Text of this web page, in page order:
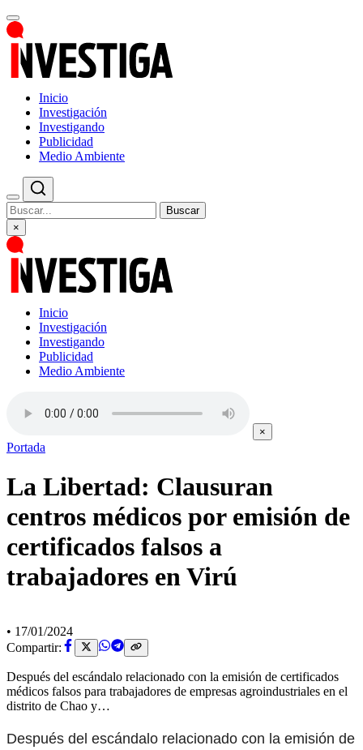
Inicio
Investigación
Investigando
Publicidad
Medio Ambiente
Buscar
×
Inicio
Investigación
Investigando
Publicidad
Medio Ambiente
×
Portada
La Libertad: Clausuran
centros médicos por emisión de
certificados falsos a
trabajadores en Virú
• 17/01/2024
Compartir:
Después del escándalo relacionado con la emisión de certificados
médicos falsos para trabajadores de empresas agroindustriales en el
distrito de Chao y…
Después del escándalo relacionado con la emisión de